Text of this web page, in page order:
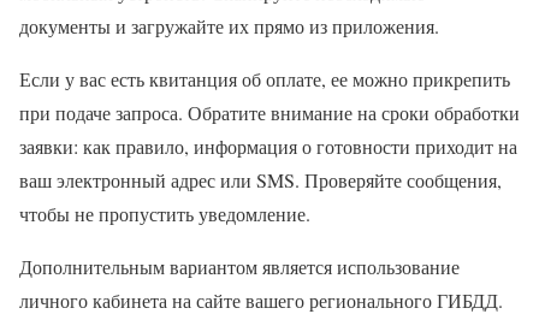
документы и загружайте их прямо из приложения.
Если у вас есть квитанция об оплате, ее можно прикрепить
при подаче запроса. Обратите внимание на сроки обработки
заявки: как правило, информация о готовности приходит на
ваш электронный адрес или SMS. Проверяйте сообщения,
чтобы не пропустить уведомление.
Дополнительным вариантом является использование
личного кабинета на сайте вашего регионального ГИБДД.